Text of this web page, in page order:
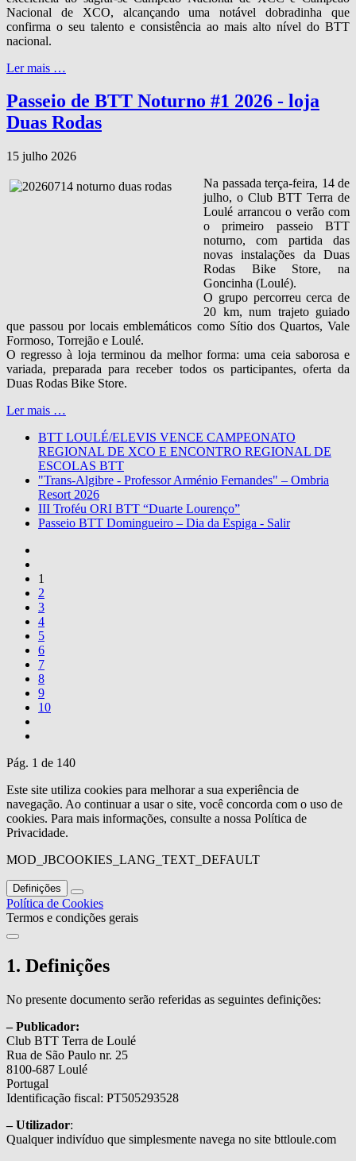
Nacional de XCO, alcançando uma notável dobradinha que
confirma o seu talento e consistência ao mais alto nível do BTT
nacional.
Ler mais …
Passeio de BTT Noturno #1 2026 - loja
Duas Rodas
15 julho 2026
Na passada terça‑feira, 14 de
julho, o Club BTT Terra de
Loulé arrancou o verão com
o primeiro passeio BTT
noturno, com partida das
novas instalações da Duas
Rodas Bike Store, na
Goncinha (Loulé).
O grupo percorreu cerca de
20 km, num trajeto guiado
que passou por locais emblemáticos como Sítio dos Quartos, Vale
Formoso, Torrejão e Loulé.
O regresso à loja terminou da melhor forma: uma ceia saborosa e
variada, preparada para receber todos os participantes, oferta da
Duas Rodas Bike Store.
Ler mais …
BTT LOULÉ/ELEVIS VENCE CAMPEONATO
REGIONAL DE XCO E ENCONTRO REGIONAL DE
ESCOLAS BTT
"Trans-Algibre - Professor Arménio Fernandes" – Ombria
Resort 2026
III Troféu ORI BTT “Duarte Lourenço”
Passeio BTT Domingueiro – Dia da Espiga - Salir
1
2
3
4
5
6
7
8
9
10
Pág. 1 de 140
Este site utiliza cookies para melhorar a sua experiência de
navegação. Ao continuar a usar o site, você concorda com o uso de
cookies. Para mais informações, consulte a nossa Política de
Privacidade.
MOD_JBCOOKIES_LANG_TEXT_DEFAULT
Definições
Política de Cookies
Termos e condições gerais
1. Definições
No presente documento serão referidas as seguintes definições:
– Publicador:
Club BTT Terra de Loulé
Rua de São Paulo nr. 25
8100-687 Loulé
Portugal
Identificação fiscal: PT505293528
– Utilizador:
Qualquer indivíduo que simplesmente navega no site bttloule.com